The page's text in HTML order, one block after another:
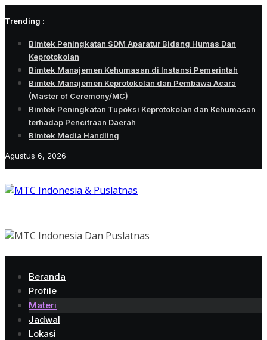
to
Trending :
Bimtek Peningkatan SDM Aparatur Bidang Humas Dan
Keprotokolan
Bimtek Manajemen Kehumasan di Instansi Pemerintah
Bimtek Manajemen Keprotokolan dan Pembawa Acara
(Master of Ceremony/MC)
Bimtek Peningkatan Tupoksi Keprotokolan dan Kehumasan
terhadap Pencitraan Daerah
Bimtek Media Handling
Agustus 6, 2026
Beranda
Profile
Materi
Jadwal
Lokasi